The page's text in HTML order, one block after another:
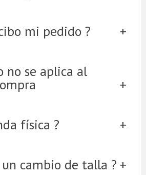
mi pedido ?
no se aplica al
física ?
cambio de talla ?